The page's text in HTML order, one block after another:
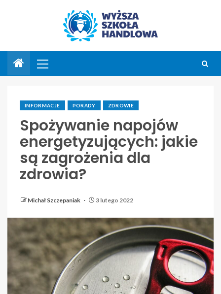
INFORMACJE PORADY ZDROWIE
Spożywanie napojów
energetyzujących: jakie
są zagrożenia dla
zdrowia?
Michał Szczepaniak 3 lutego 2022